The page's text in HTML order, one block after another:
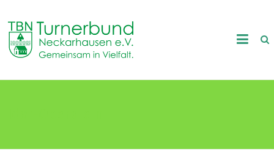
content
TB
Neckarhausen
in